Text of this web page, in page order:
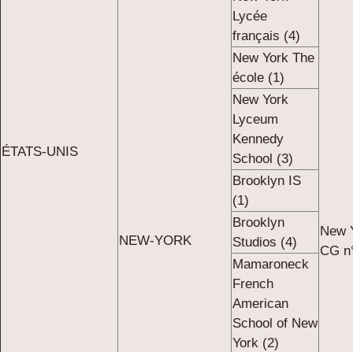
ÉTATS-UNIS
NEW-YORK
New
CG
Lycée
français (4)
New York The
école (1)
New York
Lyceum
Kennedy
School (3)
Brooklyn IS
(1)
Brooklyn
Studios (4)
Mamaroneck
French
American
School of New
York (2)